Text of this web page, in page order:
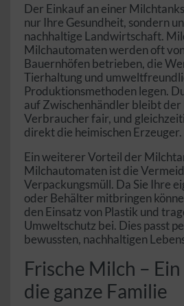
Der Einkauf an einer
nur Ihre Gesundheit, sondern
nachhaltige Landwirtschaft.
Milchautomaten werden oft
Bauernhöfen betrieben, die
Tierhaltung und
Produktionsmethoden legen.
auf Zwischenhändler bleibt der
Verbraucher fair, und
direkt die heimischen Erzeuger.
Ein weiterer Vorteil der
Milchautomaten ist die
Verpackungsmüll. Da Sie Ihre
oder Behälter mitbringen
den Einsatz von Plastik und
Umweltschutz bei. Dies passt
bewussten, nachhaltigen
Frische Milch –
die ganze Familie